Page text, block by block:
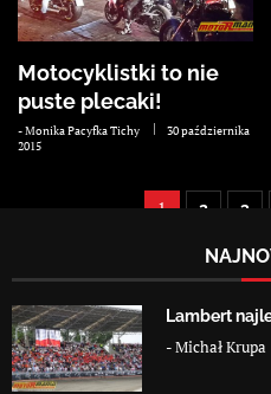
Motocyklistki to nie
puste plecaki!
-Monika Pacyfka Tichy
30 października
2015
1 2 3
Lambert
-Michał Krupa